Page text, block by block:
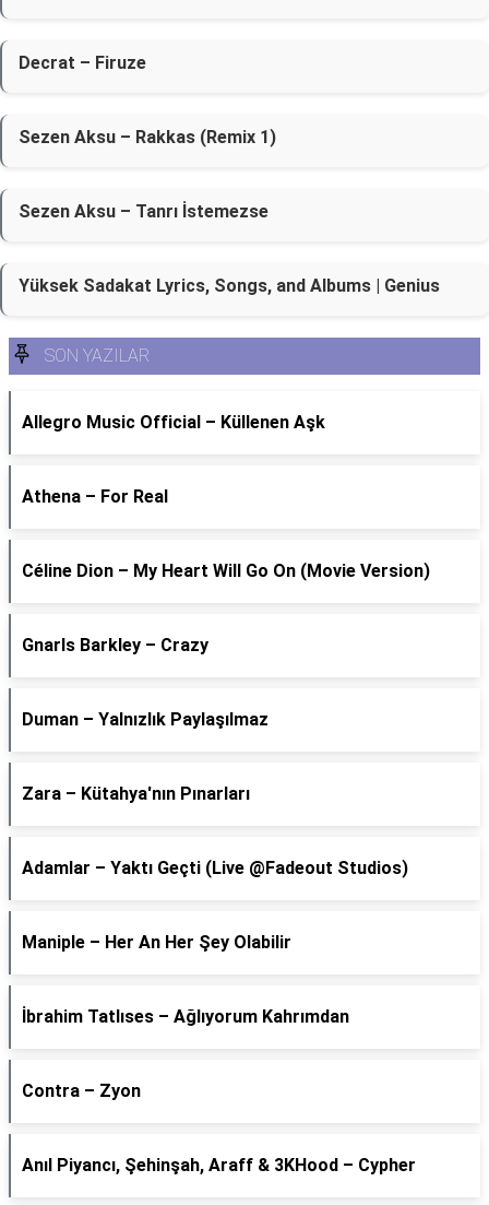
Decrat – Firuze
Sezen Aksu – Rakkas (Remix 1)
Sezen Aksu – Tanrı İstemezse
Yüksek Sadakat Lyrics, Songs, and Albums | Genius
SON YAZILAR
Allegro Music Official – Küllenen Aşk
Athena – For Real
Céline Dion – My Heart Will Go On (Movie Version)
Gnarls Barkley – Crazy
Duman – Yalnızlık Paylaşılmaz
Zara – Kütahya'nın Pınarları
Adamlar – Yaktı Geçti (Live @Fadeout Studios)
Maniple – Her An Her Şey Olabilir
İbrahim Tatlıses – Ağlıyorum Kahrımdan
Contra – Zyon
Anıl Piyancı, Şehinşah, Araff & 3KHood – Cypher